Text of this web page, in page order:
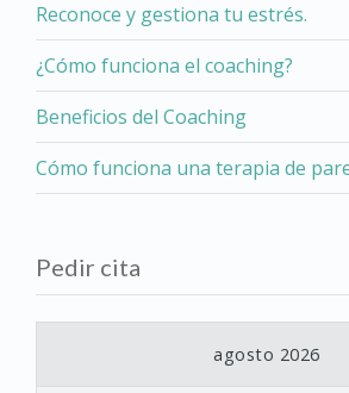
Reconoce y gestiona tu estrés.
¿Cómo funciona el coaching?
Beneficios del Coaching
Cómo funciona una terapia de
Pedir cita
agosto 2026